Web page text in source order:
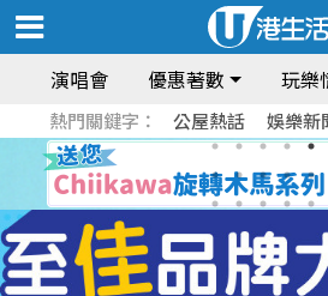
演唱會 優惠著數 玩樂
熱門關鍵字： 公屋熱話 娛樂新